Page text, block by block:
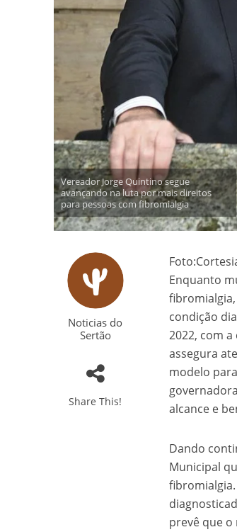
Vereador Jorge Quintino segue
avançando na luta por mais direitos
para pessoas com fibromialgia
Noticias do
Sertão
Share This!
Enquanto
condição
2022, com
assegura
modelo
alcance e
Dando
Municipal
prevê que